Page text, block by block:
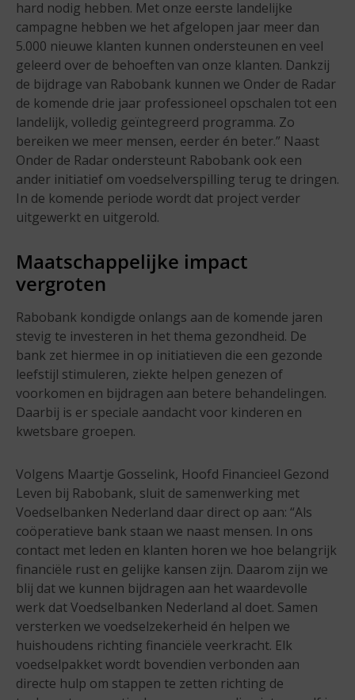
hard nodig hebben. Met onze eerste landelijke
campagne hebben we het afgelopen jaar meer dan
5.000 nieuwe klanten kunnen ondersteunen en veel
geleerd over de behoeften van onze klanten. Dankzij
de bijdrage van Rabobank kunnen we Onder de Radar
de komende drie jaar professioneel opschalen tot een
landelijk, volledig geïntegreerd programma. Zo
bereiken we meer mensen, eerder én beter.” Naast
Onder de Radar ondersteunt Rabobank ook een
ander initiatief om voedselverspilling terug te dringen.
In de komende periode wordt dat project verder
uitgewerkt en uitgerold.
Maatschappelijke impact
vergroten
Rabobank kondigde onlangs aan de komende jaren
stevig te investeren in het thema gezondheid. De
bank zet hiermee in op initiatieven die een gezonde
leefstijl stimuleren, ziekte helpen genezen of
voorkomen en bijdragen aan betere behandelingen.
Daarbij is er speciale aandacht voor kinderen en
kwetsbare groepen.
Volgens Maartje Gosselink, Hoofd Financieel Gezond
Leven bij Rabobank, sluit de samenwerking met
Voedselbanken Nederland daar direct op aan: “Als
coöperatieve bank staan we naast mensen. In ons
contact met leden en klanten horen we hoe belangrijk
financiële rust en gelijke kansen zijn. Daarom zijn we
blij dat we kunnen bijdragen aan het waardevolle
werk dat Voedselbanken Nederland al doet. Samen
versterken we voedselzekerheid én helpen we
huishoudens richting financiële veerkracht. Elk
voedselpakket wordt bovendien verbonden aan
directe hulp om stappen te zetten richting de